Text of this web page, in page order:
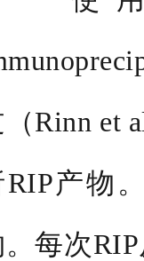
Rinn et
RIP产物
每次